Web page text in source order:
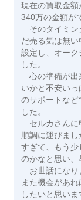
現在の買取金
340万の金額が
そのタイミン
だ売る気は無
設定し、オー
した。
心の準備が出
いかと不安い
のサポートなど
した。
セルカさんに
順調に運びま
すぎて、もう
のかなと思い、
お世話になり
また機会があ
したいと思いま